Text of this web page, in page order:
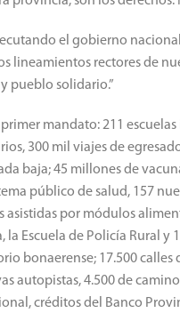
el gobierno
lineamientos rectores de
pueblo solidario.”
mandato: 211 escuelas
300 mil viajes de
baja; 45 millones de
público de salud, 157
por módulos
Escuela de Policía Rural y
bonaerense; 17.500 calles
autopistas, 4.500 de
créditos del Banco